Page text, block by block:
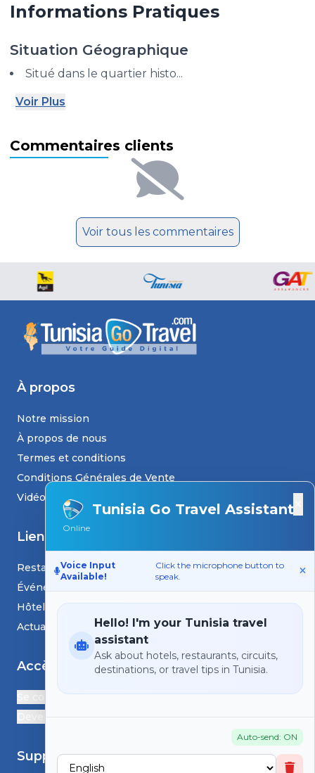
Informations Pratiques
Situation Géographique
Situé dans le quartier histo...
Voir Plus
Commentaires clients
Voir tous les commentaires
Tunisia Go Travel Assistant
Online
Voice Input
Available!
Click the microphone button to
speak.
Hello! I'm your Tunisia travel
assistant
Ask about hotels, restaurants, circuits,
destinations, or travel tips in Tunisia.
Auto-send: ON
À propos
Notre mission
À propos de nous
Termes et conditions
Conditions Générales de Vente
Vidéos
Liens
Restaurants
Événements
Hôtels
Actualités et blogs
Accès
Se connecter
Support